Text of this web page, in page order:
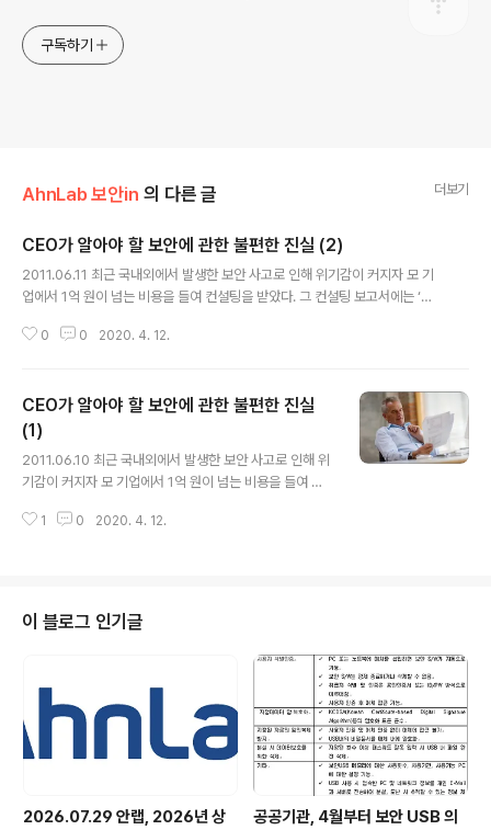
구독하기
AhnLab 보안in 의 다른 글 더보기
CEO가 알아야 할 보안에 관한 불편한 진실 (2)
2011.06.11 최근 국내외에서 발생한 보안 사고로 인해 위기감이 커지자 모 기
업에서 1억 원이 넘는 비용을 들여 컨설팅을 받았다. 그 컨설팅 보고서에는 ‘패
소 3개월에 한 번은 바꾸십시오’라는 사항을 주요 대책으로 제시했다. 이 기업
게 감추고 보안 부서는 경영진에게 감추고 현업 부서는 보안 부서에게 감추는
상황을 타개할 방법은 없는가. 어떻게 할 것인가? 무엇을 할 것인가? (지난회에
이어서) 2. 내부직원(협력업체포함)의 권한과 업무를 잘 관리하라 이번에 발생
한 두 ..
0 0 2020. 4. 12.
CEO가 알아야 할 보안에 관한 불편한 진실
(1)
2011.06.10 최근 국내외에서 발생한 보안 사고로 인해 위
기감이 커지자 모 기업에서 1억 원이 넘는 비용을 들여 컨
숫자, 특수문자를 반드시 섞어서 8자리 이상으로 설정하고
한 소릴 듣자고 비싼 돈을 들여 컨설팅을 받겠어요?” 최근
국내 대형 금융기관에서 보안 사고가 잇달아 터져 기업 보
안 담당자들을 긴장케 하고 있다. 장애 복구까지 10여 일을
넘긴 기업의 IT담당 최고책임자는 사표를 제출하기까지 했
다. 보안 사고가 났다고 해도 종래에는 IT 부서나 보안 부서
에서 얼마간 시..
1 0 2020. 4. 12.
이 블로그 인기글
2026.07.29 안랩, 2026년 상
공공기관, 4월부터 보안 USB 의